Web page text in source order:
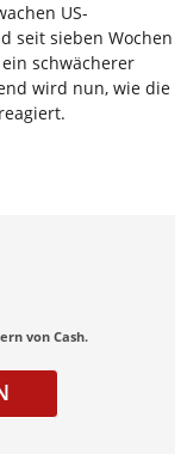
US-
seit sieben Wochen
schwächerer
wird nun, wie die
von Cash.